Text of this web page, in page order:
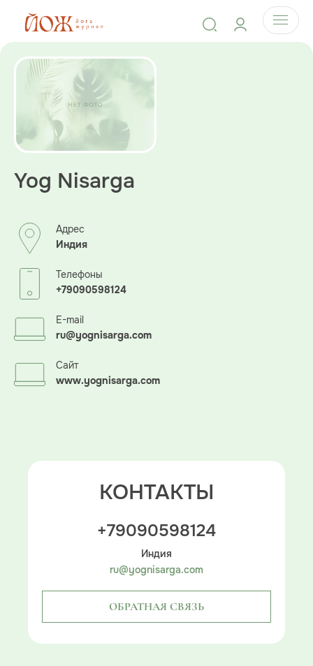
Yog Nisarga
Адрес
Индия
Телефоны
+79090598124
E-mail
ru@yognisarga.com
Сайт
www.yognisarga.com
КОНТАКТЫ
+79090598124
Индия
ru@yognisarga.com
ОБРАТНАЯ СВЯЗЬ